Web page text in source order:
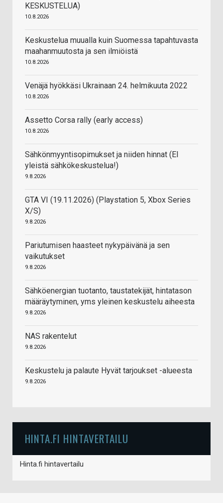
KESKUSTELUA)
10.8.2026
Keskustelua muualla kuin Suomessa tapahtuvasta
maahanmuutosta ja sen ilmiöistä
10.8.2026
Venäjä hyökkäsi Ukrainaan 24. helmikuuta 2022
10.8.2026
Assetto Corsa rally (early access)
10.8.2026
Sähkönmyyntisopimukset ja niiden hinnat (EI
yleistä sähkökeskustelua!)
9.8.2026
GTA VI (19.11.2026) (Playstation 5, Xbox Series
X/S)
9.8.2026
Pariutumisen haasteet nykypäivänä ja sen
vaikutukset
9.8.2026
Sähköenergian tuotanto, taustatekijät, hintatason
määräytyminen, yms yleinen keskustelu aiheesta
9.8.2026
NAS rakentelut
9.8.2026
Keskustelu ja palaute Hyvät tarjoukset -alueesta
9.8.2026
HINTA.FI HINTAVERTAILU
Hinta.fi hintavertailu